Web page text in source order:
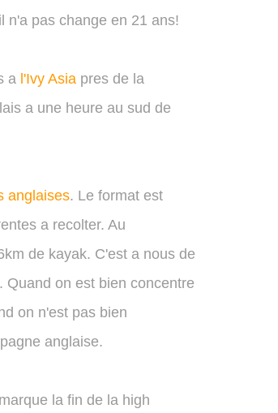
n'a pas change en 21 ans!
a l'Ivy Asia pres de la
a une heure au sud de
anglaises. Le format est
a recolter. Au
de kayak. C'est a nous de
on est bien concentre
on n'est pas bien
anglaise.
la fin de la high